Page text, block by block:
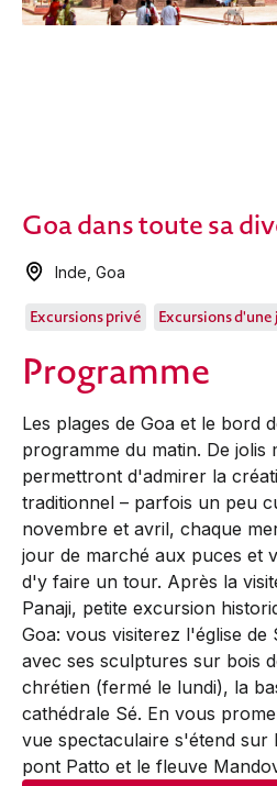
Goa dans toute sa
Inde ,Goa
Excursions privé Excursions
Programme
Les plages de Goa et le bord
programme du matin. De jolis
permettront d'admirer la
traditionnel – parfois un peu
novembre et avril, chaque
jour de marché aux puces et
d'y faire un tour. Après la
Panaji, petite excursion
Goa: vous visiterez l'église de
avec ses sculptures sur bois
chrétien (fermé le lundi), la
cathédrale Sé. En vous
vue spectaculaire s'étend sur
pont Patto et le fleuve